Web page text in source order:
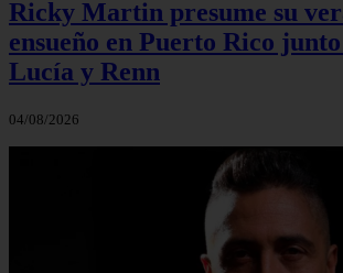
Ricky Martin presume su
ensueño en Puerto Rico
Lucía y Renn
04/08/2026